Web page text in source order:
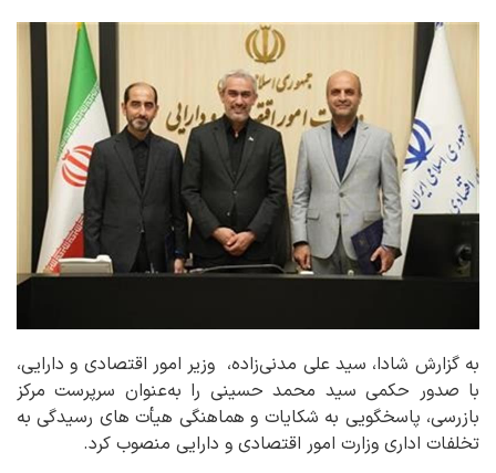
به گزارش شادا، سید علی مدنی‌زاده، وزیر امور اقتصادی و دارایی،
با صدور حکمی سید محمد حسینی را به‌عنوان سرپرست مرکز
بازرسی، پاسخگویی به شکایات و هماهنگی هیأت های رسیدگی به
تخلفات اداری وزارت امور اقتصادی و دارایی منصوب کرد.